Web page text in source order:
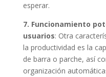
esperar.
7. Funcionamiento
usuarios: Otra
la productividad es la
de barra o parche, así
organización